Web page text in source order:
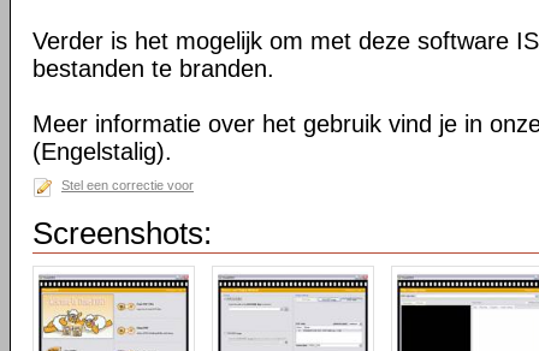
Verder is het mogelijk om met deze software
bestanden te branden.
Meer informatie over het gebruik vind je in
(Engelstalig).
Stel een correctie voor
Screenshots: